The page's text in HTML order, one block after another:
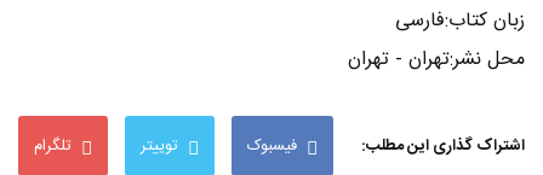
زبان کتاب:فارسی
محل نشر:تهران - تهران
اشتراک گذاری این مطلب: فیسبوک توییتر تلگرام